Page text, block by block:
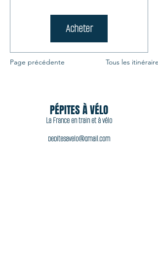
Acheter
Page précédente Tous les itinéraires
PÉPITES À VÉLO
La France en train et à vélo
pepitesavelo@gmail.com